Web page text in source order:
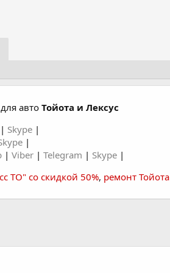
авто Тойота и Лексус
| Skype |
|
| Viber | Telegram | Skype |
ТО" со скидкой 50%, ремонт Тойота